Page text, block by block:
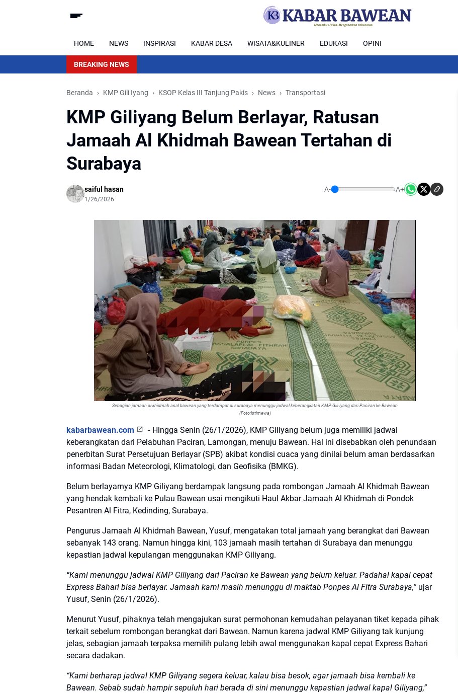
HOME NEWS INSPIRASI KABAR DESA WISATA&KULINER EDUKASI OPINI
BREAKING NEWS
Beranda KMP Gili Iyang KSOP Kelas III Tanjung Pakis News Transportasi
KMP Giliyang Belum Berlayar, Ratusan
Jamaah Al Khidmah Bawean Tertahan di
Surabaya
saiful hasan
1/26/2026
A- A+
Sebagian jamaah al-khidmah asal bawean yang terdampar di surabaya menunggu jadwal keberangkatan KMP Gili Iyang dari Paciran ke Bawean
(Foto:Istimewa)
kabarbawean.com - Hingga Senin (26/1/2026), KMP Giliyang belum juga memiliki jadwal
keberangkatan dari Pelabuhan Paciran, Lamongan, menuju Bawean. Hal ini disebabkan oleh penundaan
penerbitan Surat Persetujuan Berlayar (SPB) akibat kondisi cuaca yang dinilai belum aman berdasarkan
informasi Badan Meteorologi, Klimatologi, dan Geofisika (BMKG).
Belum berlayarnya KMP Giliyang berdampak langsung pada rombongan Jamaah Al Khidmah Bawean
yang hendak kembali ke Pulau Bawean usai mengikuti Haul Akbar Jamaah Al Khidmah di Pondok
Pesantren Al Fitra, Kedinding, Surabaya.
Pengurus Jamaah Al Khidmah Bawean, Yusuf, mengatakan total jamaah yang berangkat dari Bawean
sebanyak 143 orang. Namun hingga kini, 103 jamaah masih tertahan di Surabaya dan menunggu
kepastian jadwal kepulangan menggunakan KMP Giliyang.
“Kami menunggu jadwal KMP Giliyang dari Paciran ke Bawean yang belum keluar. Padahal kapal cepat
Express Bahari bisa berlayar. Jamaah kami masih menunggu di maktab Ponpes Al Fitra Surabaya,”ujar
Yusuf, Senin (26/1/2026).
Menurut Yusuf, pihaknya telah mengajukan surat permohonan kemudahan pelayanan tiket kepada pihak
terkait sebelum rombongan berangkat dari Bawean. Namun karena jadwal KMP Giliyang tak kunjung
jelas, sebagian jamaah terpaksa memilih pulang lebih awal menggunakan kapal cepat Express Bahari
secara dadakan.
“Kami berharap jadwal KMP Giliyang segera keluar, kalau bisa besok, agar jamaah bisa kembali ke
Bawean. Sebab sudah hampir sepuluh hari berada di sini menunggu kepastian jadwal kapal Giliyang,”